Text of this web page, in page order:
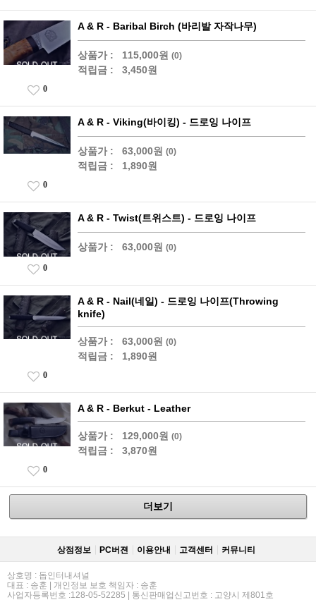
A & R - Baribal Birch (바리발 자작나무)
상품가 : 115,000원 (0)
적립금 : 3,450원
0
A & R - Viking(바이킹) - 드로잉 나이프
상품가 : 63,000원 (0)
적립금 : 1,890원
0
A & R - Twist(트위스트) - 드로잉 나이프
상품가 : 63,000원 (0)
0
A & R - Nail(네일) - 드로잉 나이프(Throwing
knife)
상품가 : 63,000원 (0)
적립금 : 1,890원
0
A & R - Berkut - Leather
상품가 : 129,000원 (0)
적립금 : 3,870원
0
더보기
상점정보 PC버젼 이용안내 고객센터 커뮤니티
상호명 : 돕인터내셔널
대표 : 송훈 | 개인정보 보호 책임자 : 송훈
사업자등록번호 :128-05-52285 | 통신판매업신고번호 : 고양시 제801호